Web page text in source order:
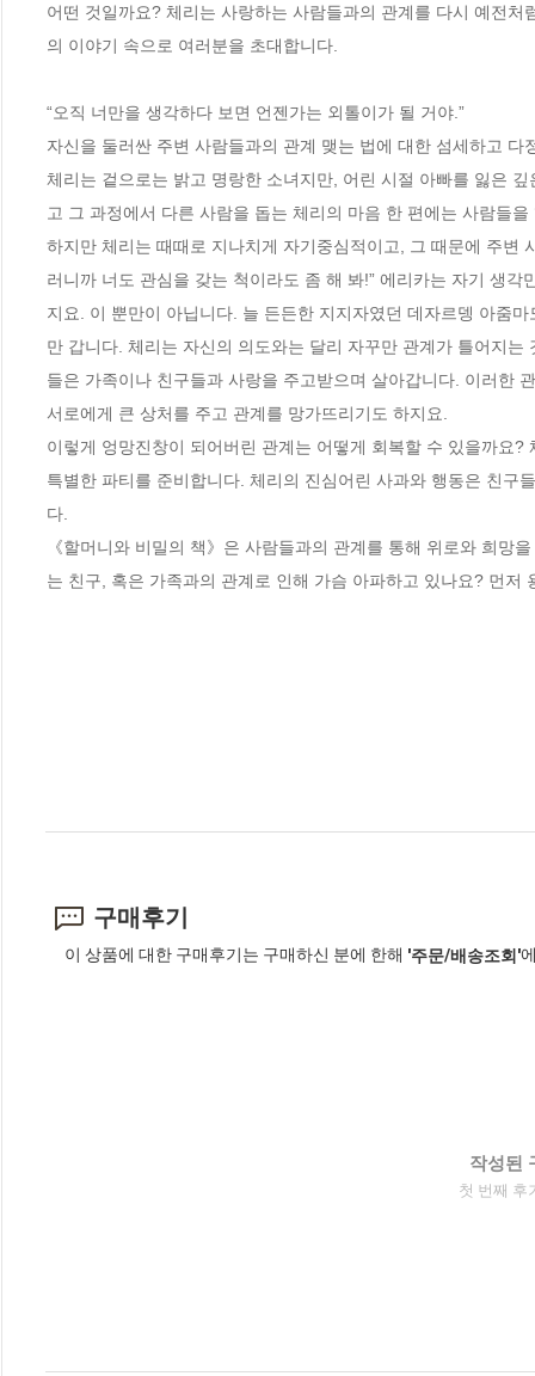
어떤 것일까요? 체리는 사랑하는 사람들과의 관계를 다시 예전
의 이야기 속으로 여러분을 초대합니다.
“오직 너만을 생각하다 보면 언젠가는 외톨이가 될 거야.”
자신을 둘러싼 주변 사람들과의 관계 맺는 법에 대한 섬세하고 다
체리는 겉으로는 밝고 명랑한 소녀지만, 어린 시절 아빠를 잃은
고 그 과정에서 다른 사람을 돕는 체리의 마음 한 편에는 사람들
하지만 체리는 때때로 지나치게 자기중심적이고, 그 때문에 주변
러니까 너도 관심을 갖는 척이라도 좀 해 봐!” 에리카는 자기 생
지요. 이 뿐만이 아닙니다. 늘 든든한 지지자였던 데자르뎅 아줌
만 갑니다. 체리는 자신의 의도와는 달리 자꾸만 관계가 틀어지
들은 가족이나 친구들과 사랑을 주고받으며 살아갑니다. 이러한
서로에게 큰 상처를 주고 관계를 망가뜨리기도 하지요.
이렇게 엉망진창이 되어버린 관계는 어떻게 회복할 수 있을까요
특별한 파티를 준비합니다. 체리의 진심어린 사과와 행동은 친구
다.
《할머니와 비밀의 책》은 사람들과의 관계를 통해 위로와 희망
는 친구, 혹은 가족과의 관계로 인해 가슴 아파하고 있나요? 먼
구매후기
이 상품에 대한 구매후기는 구매하신 분에 한해 '주문/배송조회'
작성된
첫 번째 후